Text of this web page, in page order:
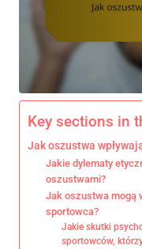
Key sections in
Jak oszustwa
Jakie dylematy
oszustwami?
Jak oszustwa mogą
sportowca?
Jakie skutki
sportowców,